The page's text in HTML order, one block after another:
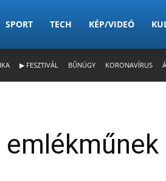
SPORT TECH KÉP/VIDEÓ
▶ FESZTIVÁL BŰNÜGY KORONAVÍRUS